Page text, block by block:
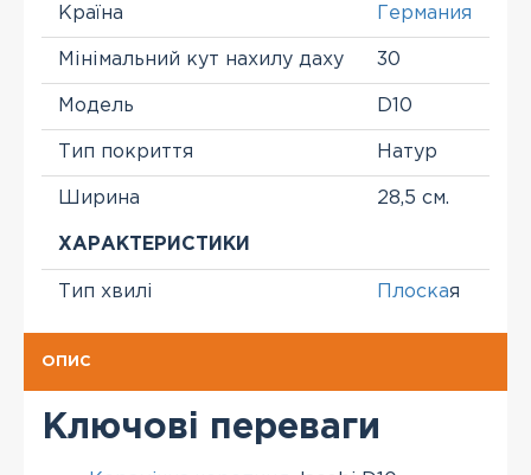
Країна Германия
Мінімальний кут нахилу даху 30
Модель D10
Тип покриття Натур
Ширина 28,5 см.
ХАРАКТЕРИСТИКИ
Тип хвилі Плоская
ОПИС
Ключові переваги